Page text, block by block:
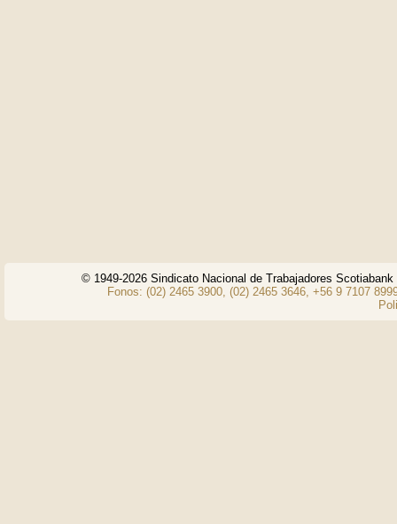
© 1949-2026 Sindicato Nacional de Trabajadores
Fonos: (02) 2465 3900, (02) 2465 3646, +56 9 7107